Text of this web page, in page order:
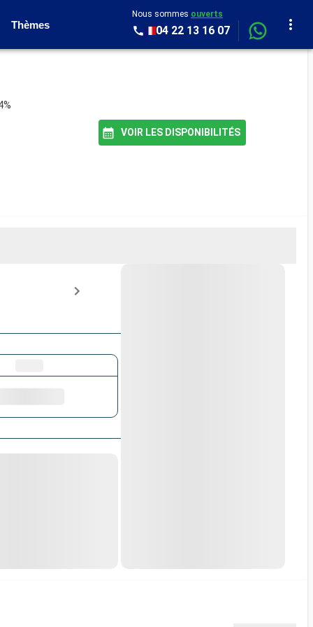
Thèmes
Nous sommes ouverts
04 22 13 16 07
VOIR LES DISPONIBILITÉS